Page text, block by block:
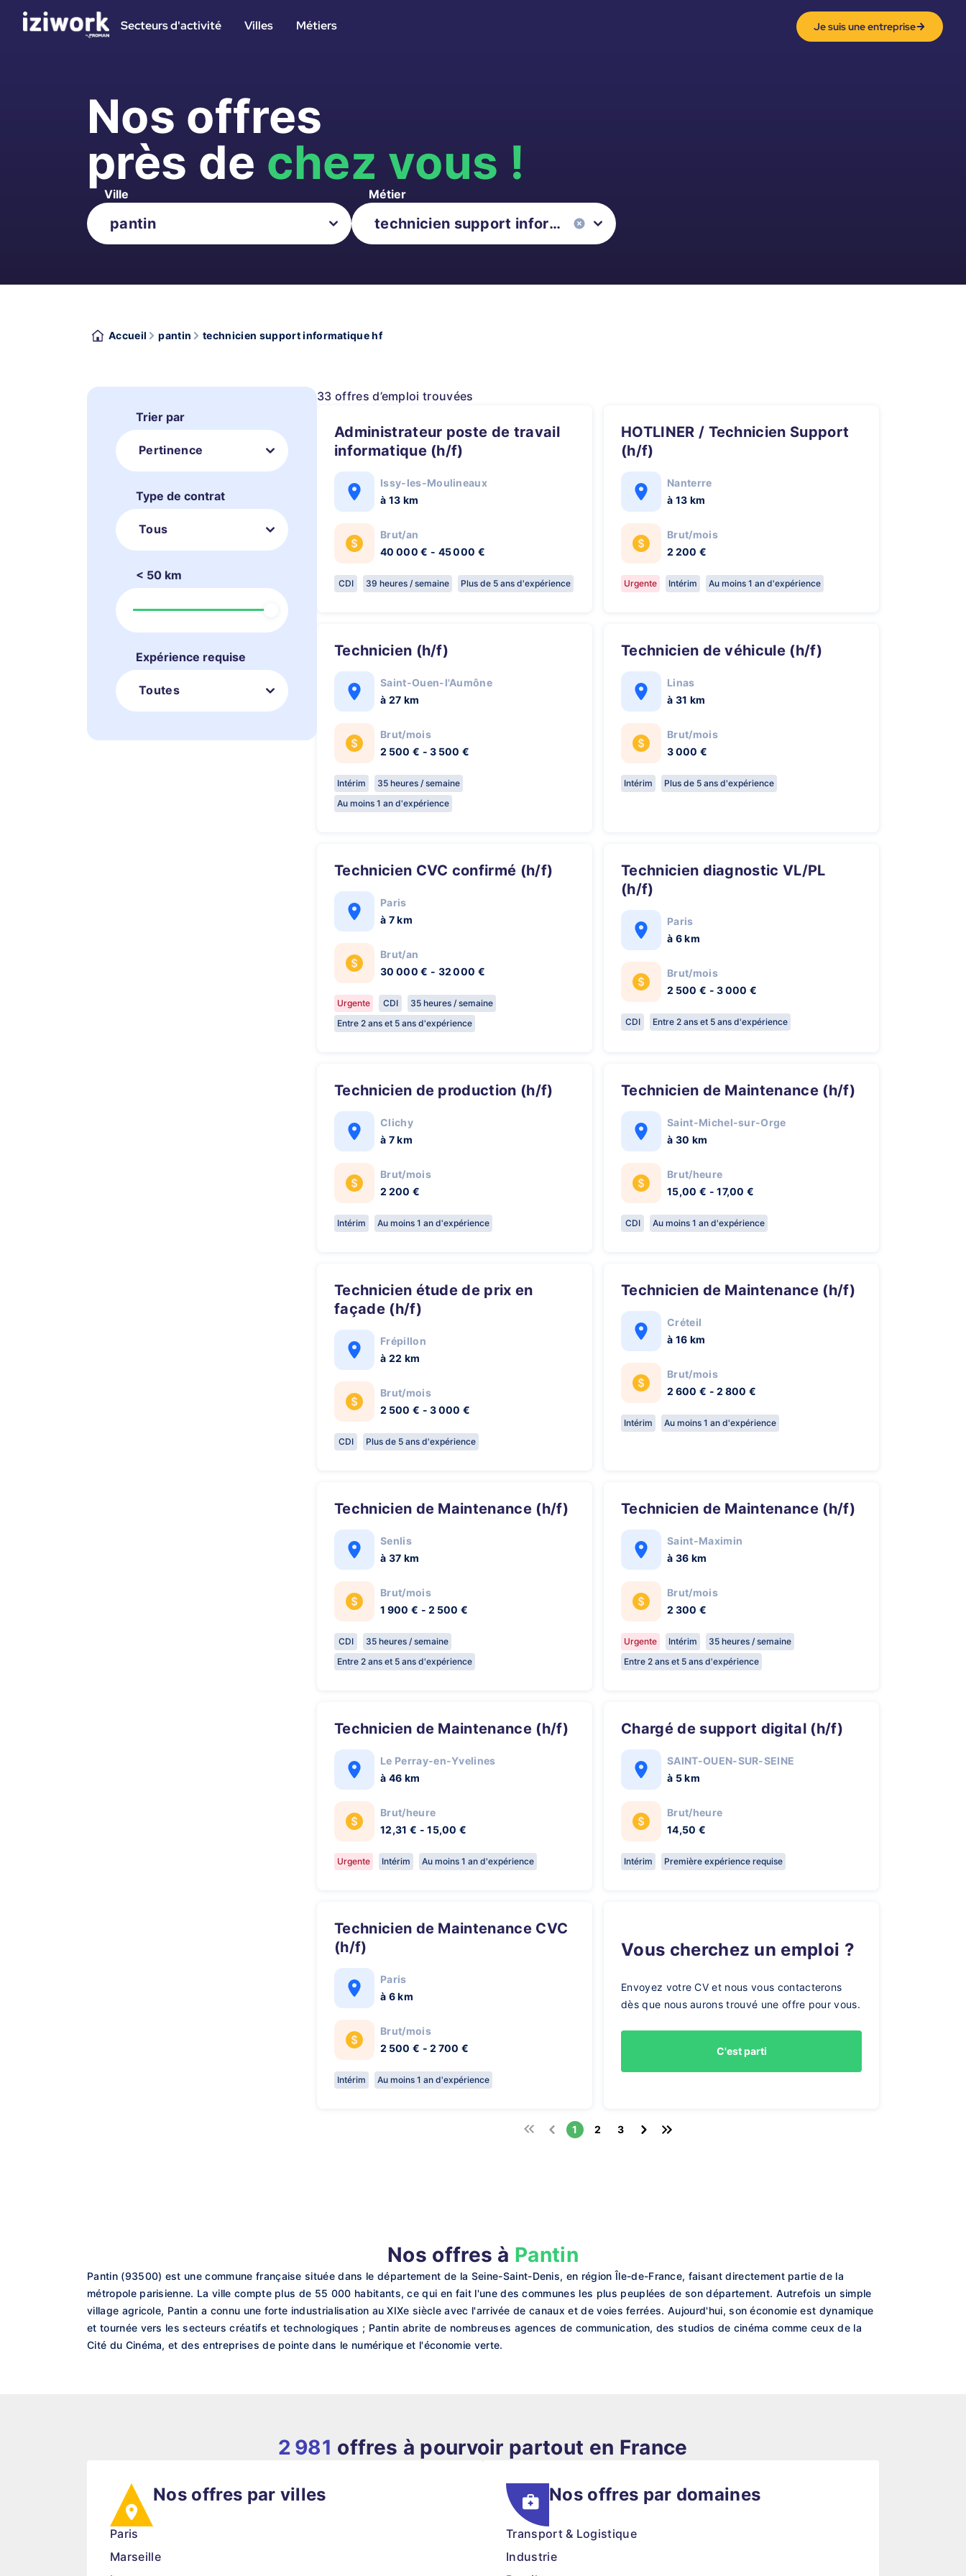
Secteurs d'activité Villes Métiers Je suis une entreprise
Nos offres
près de chez vous !
Ville Métier
Accueil pantin technicien support informatique hf
Trier par
Pertinence
Type de contrat
Tous
< 50 km
Expérience requise
Toutes
33 offres d’emploi trouvées
Administrateur poste de travail
informatique (h/f)
Issy-les-Moulineaux
à 13 km
Brut/an
40 000 € - 45 000 €
CDI 39 heures / semaine Plus de 5 ans d'expérience
HOTLINER / Technicien Support
(h/f)
Nanterre
à 13 km
Brut/mois
2 200 €
Urgente Intérim Au moins 1 an d'expérience
Technicien (h/f)
Saint-Ouen-l'Aumône
à 27 km
Brut/mois
2 500 € - 3 500 €
Intérim
35 heures / semaine
Au moins 1 an d'expérience
Technicien de véhicule (h/f)
Linas
à 31 km
Brut/mois
3 000 €
Intérim Plus de 5 ans d'expérience
Technicien CVC confirmé (h/f)
Paris
à 7 km
Brut/an
30 000 € - 32 000 €
Urgente CDI
35 heures / semaine
Entre 2 ans et 5 ans d'expérience
Technicien diagnostic VL/PL
(h/f)
Paris
à 6 km
Brut/mois
2 500 € - 3 000 €
CDI Entre 2 ans et 5 ans d'expérience
Technicien de production (h/f)
Clichy
à 7 km
Brut/mois
2 200 €
Intérim Au moins 1 an d'expérience
Technicien de Maintenance (h/f)
Saint-Michel-sur-Orge
à 30 km
Brut/heure
15,00 € - 17,00 €
CDI Au moins 1 an d'expérience
Technicien étude de prix en
façade (h/f)
Frépillon
à 22 km
Brut/mois
2 500 € - 3 000 €
CDI Plus de 5 ans d'expérience
Technicien de Maintenance (h/f)
Créteil
à 16 km
Brut/mois
2 600 € - 2 800 €
Intérim Au moins 1 an d'expérience
Technicien de Maintenance (h/f)
Senlis
à 37 km
Brut/mois
1 900 € - 2 500 €
CDI
35 heures / semaine
Entre 2 ans et 5 ans d'expérience
Technicien de Maintenance (h/f)
Saint-Maximin
à 36 km
Brut/mois
2 300 €
Urgente Intérim
35 heures / semaine
Entre 2 ans et 5 ans d'expérience
Technicien de Maintenance (h/f)
Le Perray-en-Yvelines
à 46 km
Brut/heure
12,31 € - 15,00 €
Urgente Intérim Au moins 1 an d'expérience
Chargé de support digital (h/f)
SAINT-OUEN-SUR-SEINE
à 5 km
Brut/heure
14,50 €
Intérim Première expérience requise
Technicien de Maintenance CVC
(h/f)
Paris
à 6 km
Brut/mois
2 500 € - 2 700 €
Intérim Au moins 1 an d'expérience
Vous cherchez un emploi ?
Envoyez votre CV et nous vous contacterons
dès que nous aurons trouvé une offre pour vous.
C'est parti
1 2 3
Nos offres à Pantin
Pantin (93500) est une commune française située dans le département de la Seine-Saint-Denis, en région Île-de-France, faisant directement partie de la
métropole parisienne. La ville compte plus de 55 000 habitants, ce qui en fait l'une des communes les plus peuplées de son département. Autrefois un simple
village agricole, Pantin a connu une forte industrialisation au XIXe siècle avec l'arrivée de canaux et de voies ferrées. Aujourd'hui, son économie est dynamique
et tournée vers les secteurs créatifs et technologiques ; Pantin abrite de nombreuses agences de communication, des studios de cinéma comme ceux de la
Cité du Cinéma, et des entreprises de pointe dans le numérique et l'économie verte.
2 981 offres à pourvoir partout en France
Nos offres par villes
Paris
Marseille
Nos offres par domaines
Transport & Logistique
Industrie